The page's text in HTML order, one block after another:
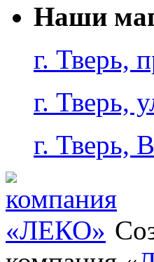
Наши
г. Тверь,
г. Тверь,
г. Тверь,